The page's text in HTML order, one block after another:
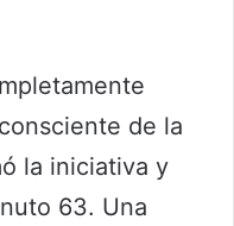
de la
la iniciativa y
63. Una